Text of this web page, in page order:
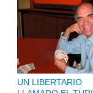
UN LIBERTARIO